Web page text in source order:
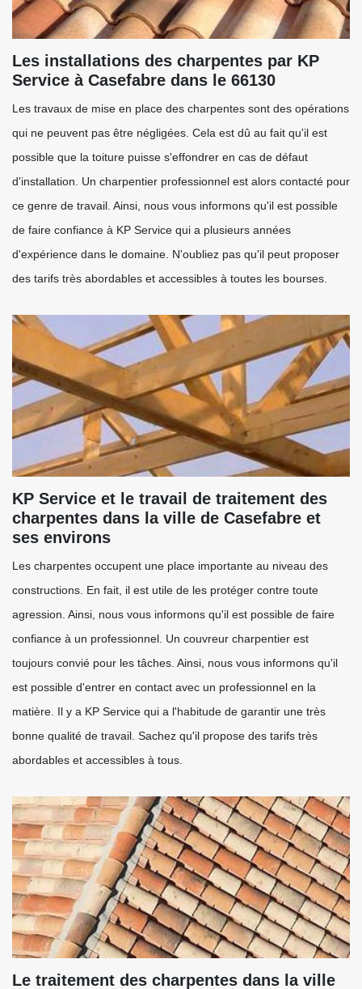
Les installations des charpentes par KP
Service à Casefabre dans le 66130
Les travaux de mise en place des charpentes sont des opérations
qui ne peuvent pas être négligées. Cela est dû au fait qu'il est
possible que la toiture puisse s'effondrer en cas de défaut
d'installation. Un charpentier professionnel est alors contacté pour
ce genre de travail. Ainsi, nous vous informons qu'il est possible
de faire confiance à KP Service qui a plusieurs années
d'expérience dans le domaine. N'oubliez pas qu'il peut proposer
des tarifs très abordables et accessibles à toutes les bourses.
KP Service et le travail de traitement des
charpentes dans la ville de Casefabre et
ses environs
Les charpentes occupent une place importante au niveau des
constructions. En fait, il est utile de les protéger contre toute
agression. Ainsi, nous vous informons qu'il est possible de faire
confiance à un professionnel. Un couvreur charpentier est
toujours convié pour les tâches. Ainsi, nous vous informons qu'il
est possible d'entrer en contact avec un professionnel en la
matière. Il y a KP Service qui a l'habitude de garantir une très
bonne qualité de travail. Sachez qu'il propose des tarifs très
abordables et accessibles à tous.
Le traitement des charpentes dans la ville